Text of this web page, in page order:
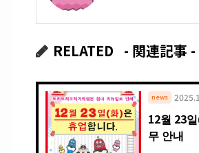
RELATED - 関連記事 -
news
12월 23
무 안내